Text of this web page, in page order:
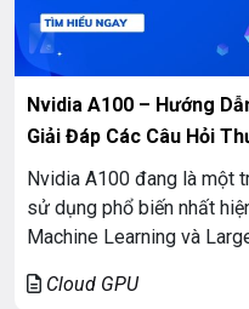
Nvidia A100 – Hướng
Giải Đáp Các Câu Hỏi
Nvidia A100 đang là một
sử dụng phổ biến nhất
Machine Learning và
vẫn được rất nhiều doanh
Cloud GPU